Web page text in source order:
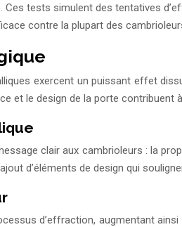
tests simulent des tentatives
contre la plupart des
exercent un puissant effet
et le design de la porte
clair aux cambrioleurs : la
d’éléments de design qui
d’effraction, augmentant